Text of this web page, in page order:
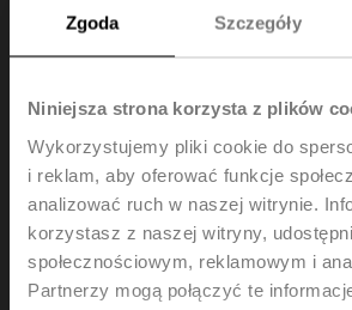
Zgoda Szczegóły
Niniejsza strona korzysta z plików
Wykorzystujemy pliki cookie do
i reklam, aby oferować funkcje
analizować ruch w naszej witrynie.
korzystasz z naszej witryny,
społecznościowym, reklamowym i
Partnerzy mogą połączyć te
ZSF-14
Adapter kształtowy, okrągły